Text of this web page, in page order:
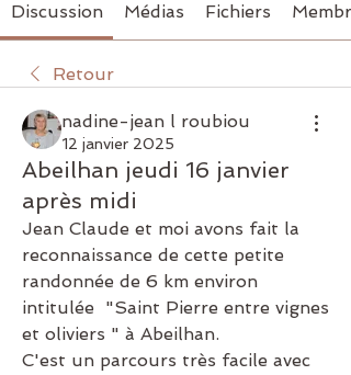
Discussion Médias Fichiers
Retour
nadine-jean l roubiou
12 janvier 2025
Abeilhan jeudi 16 janvier
après midi
Jean Claude et moi avons fait la
reconnaissance de cette petite
randonnée de 6 km environ
intitulée  "Saint Pierre entre vignes
et oliviers " à Abeilhan.
C'est un parcours très facile avec